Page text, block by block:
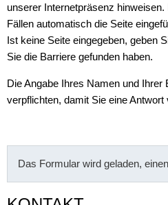
unserer Internetpräsenz
Fällen automatisch die Seite
Ist keine Seite eingegeben, geben
Sie die Barriere gefunden haben.
Die Angabe Ihres Namen und Ihrer
verpflichten, damit Sie eine
Das Formular wird geladen,